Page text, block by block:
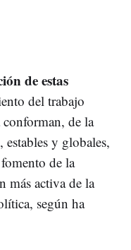
de estas
del trabajo
de la
y globales,
de la
más activa de la
según ha